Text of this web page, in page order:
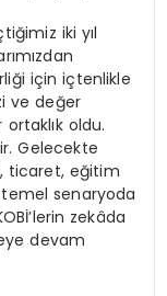
iki yıl
için içtenlikle
ve değer
oldu.
Gelecekte
ticaret, eğitim
senaryoda
zekâda
devam